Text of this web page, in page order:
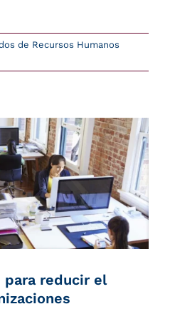
de Recursos Humanos
para reducir el